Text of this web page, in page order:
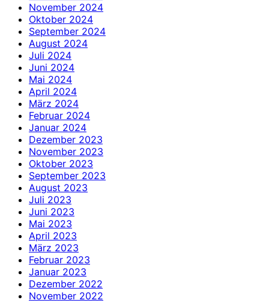
November 2024
Oktober 2024
September 2024
August 2024
Juli 2024
Juni 2024
Mai 2024
April 2024
März 2024
Februar 2024
Januar 2024
Dezember 2023
November 2023
Oktober 2023
September 2023
August 2023
Juli 2023
Juni 2023
Mai 2023
April 2023
März 2023
Februar 2023
Januar 2023
Dezember 2022
November 2022